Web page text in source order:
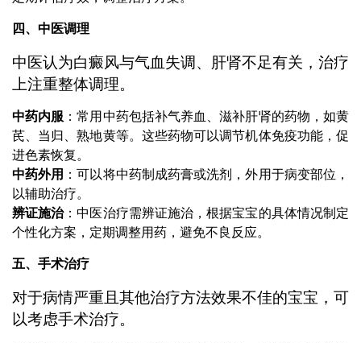
四、中医调理
中医认为白癜风与气血失调、肝肾不足有关，治疗
上注重整体调理。
中药内服 ：常用中药包括补气养血、滋补肝肾的药物，如黄
芪、当归、熟地黄等。这些药物可以调节机体免疫功能，促
进色素恢复。
中药外用 ：可以将中药制成药膏或洗剂，外用于病变部位，
以辅助治疗。
辨证施治：中医治疗需辨证施治，根据宝宝的具体情况制定
个性化方案，定期调整用药，避免不良反应。
五、手术治疗
对于病情严重且其他治疗方法效果不佳的宝宝，可
以考虑手术治疗。